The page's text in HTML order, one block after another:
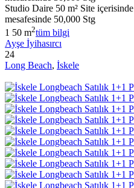
Studio Daire 50 m² Site
mesafesinde 50,000 Stg
1 50 m2tüm bilgi
Ayşe İyihasırcı
24
Long Beach, İskele